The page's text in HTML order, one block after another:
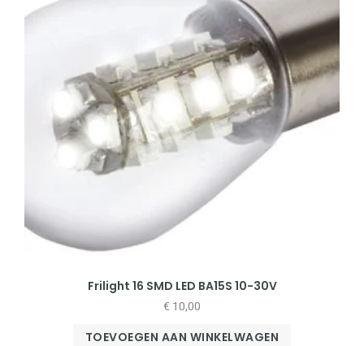
Frilight 16 SMD LED BA15S 10-30V
€ 10,00
TOEVOEGEN AAN WINKELWAGEN